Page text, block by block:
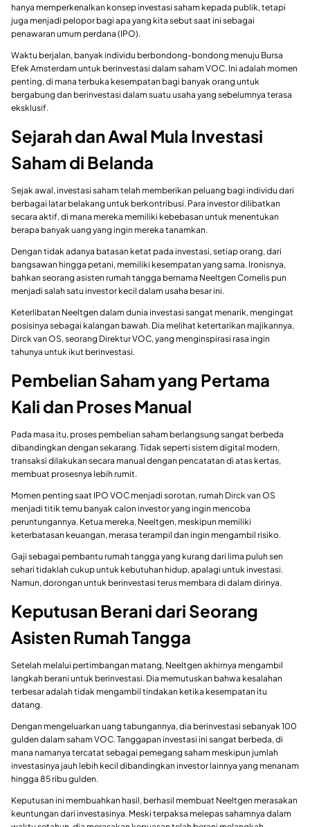
hanya memperkenalkan konsep investasi saham kepada publik, tetapi
juga menjadi pelopor bagi apa yang kita sebut saat ini sebagai
penawaran umum perdana (IPO).
Waktu berjalan, banyak individu berbondong-bondong menuju Bursa
Efek Amsterdam untuk berinvestasi dalam saham VOC. Ini adalah momen
penting, di mana terbuka kesempatan bagi banyak orang untuk
bergabung dan berinvestasi dalam suatu usaha yang sebelumnya terasa
eksklusif.
Sejarah dan Awal Mula Investasi
Saham di Belanda
Sejak awal, investasi saham telah memberikan peluang bagi individu dari
berbagai latar belakang untuk berkontribusi. Para investor dilibatkan
secara aktif, di mana mereka memiliki kebebasan untuk menentukan
berapa banyak uang yang ingin mereka tanamkan.
Dengan tidak adanya batasan ketat pada investasi, setiap orang, dari
bangsawan hingga petani, memiliki kesempatan yang sama. Ironisnya,
bahkan seorang asisten rumah tangga bernama Neeltgen Cornelis pun
menjadi salah satu investor kecil dalam usaha besar ini.
Keterlibatan Neeltgen dalam dunia investasi sangat menarik, mengingat
posisinya sebagai kalangan bawah. Dia melihat ketertarikan majikannya,
Dirck van OS, seorang Direktur VOC, yang menginspirasi rasa ingin
tahunya untuk ikut berinvestasi.
Pembelian Saham yang Pertama
Kali dan Proses Manual
Pada masa itu, proses pembelian saham berlangsung sangat berbeda
dibandingkan dengan sekarang. Tidak seperti sistem digital modern,
transaksi dilakukan secara manual dengan pencatatan di atas kertas,
membuat prosesnya lebih rumit.
Momen penting saat IPO VOC menjadi sorotan, rumah Dirck van OS
menjadi titik temu banyak calon investor yang ingin mencoba
peruntungannya. Ketua mereka, Neeltgen, meskipun memiliki
keterbatasan keuangan, merasa terampil dan ingin mengambil risiko.
Gaji sebagai pembantu rumah tangga yang kurang dari lima puluh sen
sehari tidaklah cukup untuk kebutuhan hidup, apalagi untuk investasi.
Namun, dorongan untuk berinvestasi terus membara di dalam dirinya.
Keputusan Berani dari Seorang
Asisten Rumah Tangga
Setelah melalui pertimbangan matang, Neeltgen akhirnya mengambil
langkah berani untuk berinvestasi. Dia memutuskan bahwa kesalahan
terbesar adalah tidak mengambil tindakan ketika kesempatan itu
datang.
Dengan mengeluarkan uang tabungannya, dia berinvestasi sebanyak 100
gulden dalam saham VOC. Tanggapan investasi ini sangat berbeda, di
mana namanya tercatat sebagai pemegang saham meskipun jumlah
investasinya jauh lebih kecil dibandingkan investor lainnya yang menanam
hingga 85 ribu gulden.
Keputusan ini membuahkan hasil, berhasil membuat Neeltgen merasakan
keuntungan dari investasinya. Meski terpaksa melepas sahamnya dalam